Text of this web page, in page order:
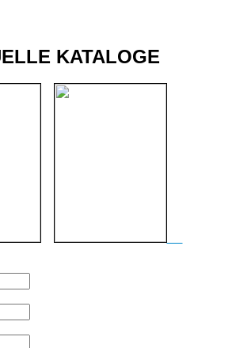
KATALOGE